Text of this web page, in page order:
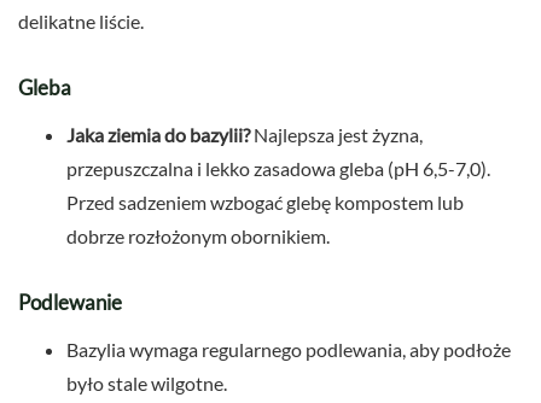
delikatne liście.
Gleba
Jaka ziemia do bazylii?Najlepsza jest żyzna,
przepuszczalna i lekko zasadowa gleba (pH 6,5-7,0).
Przed sadzeniem wzbogać glebę kompostem lub
dobrze rozłożonym obornikiem.
Podlewanie
Bazylia wymaga regularnego podlewania, aby podłoże
było stale wilgotne.